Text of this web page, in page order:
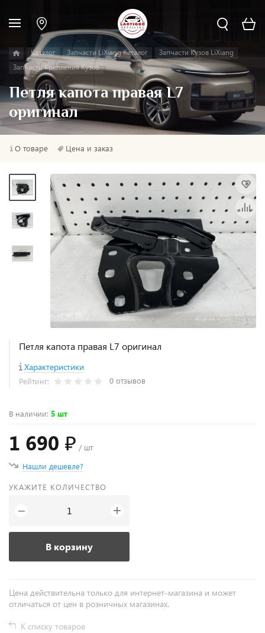
Каталог Запчасти LiXiang Каталог
Запчасти Кузов LiXiang
Запчасти Крепления Кузов
Петля капота правая L7
оригинал
О товаре Цена и заказ
Петля капота правая L7 оригинал
Характеристики
Рейтинг: 0 отзывов
В наличии: 5 шт
1 690 ₽ / шт
Нашли дешевле?
УКАЖИТЕ КОЛИЧЕСТВО
− +
В корзину
Цена действительна только для интернет-магазина и может
отличаться от цен в розничных магазинах.
К списку товаров